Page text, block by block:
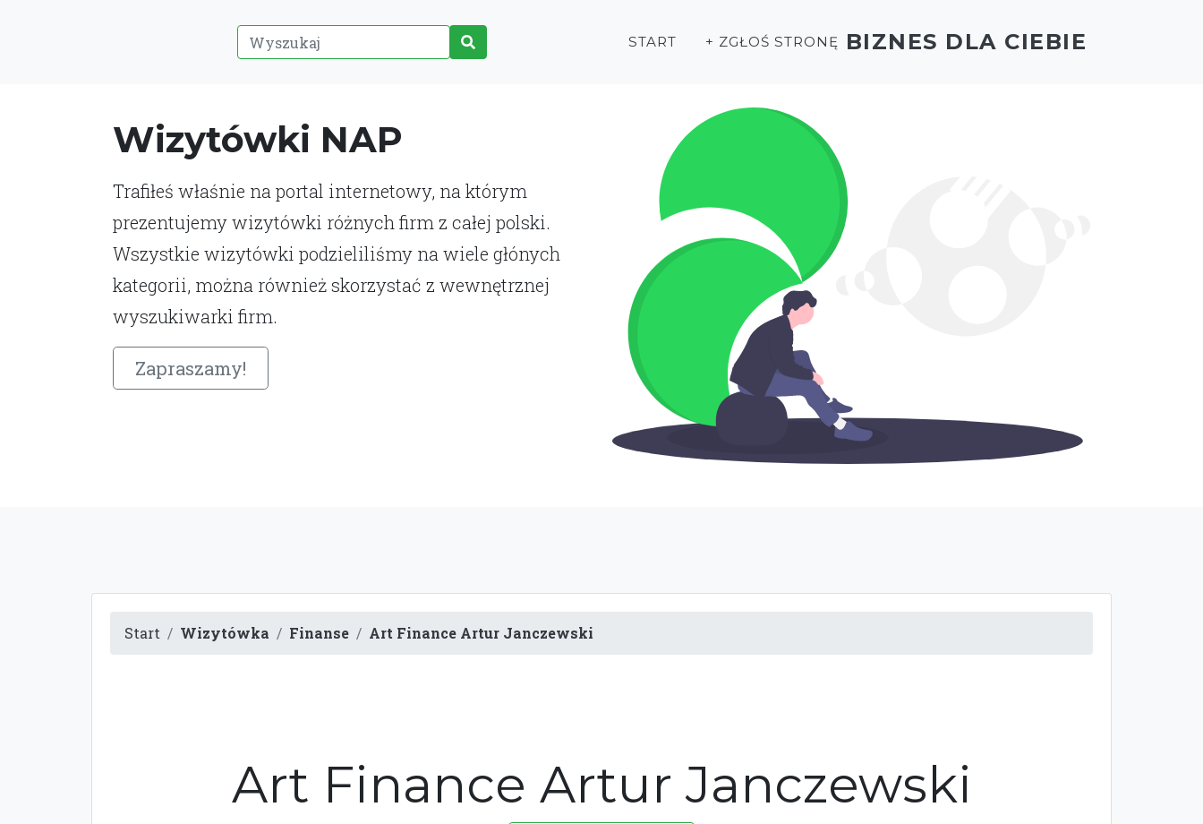
Wizytówki NAP
Trafiłeś właśnie na portal internetowy, na którym
prezentujemy wizytówki różnych firm z całej polski.
Wszystkie wizytówki podzieliliśmy na wiele głónych
kategorii, można również skorzystać z wewnętrznej
wyszukiwarki firm.
Zapraszamy!
START + ZGŁOŚ STRONĘ BIZNES DLA CIEBIE
Start Wizytówka Finanse Art Finance Artur Janczewski
Art Finance Artur Janczewski